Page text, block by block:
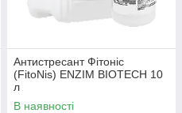
Антистресант Фітоніс
(FitoNis) ENZIM BIOTECH 10
л
В наявності